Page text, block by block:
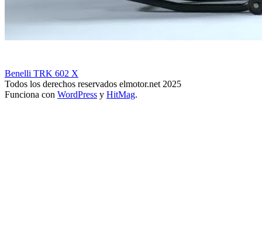
Benelli TRK 602 X
Todos los derechos reservados elmotor.net 2025
Funciona con WordPress y HitMag.